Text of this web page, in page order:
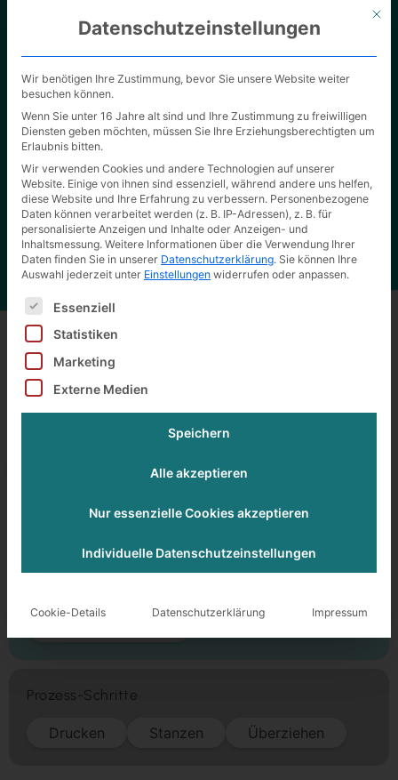
Unsere Verpackungslösungen
Überzeugen Sie sich selbst von der hohen Qualität
unserer Arbeit.
Zurück zu allen Produkten
LP-Sammlerbox
Stülpdeckelkarton
320 x 320 x 100 x 97 mm
Veredelung
Prozess-Schritte
Drucken Stanzen Überziehen
Mit
Datenschutzeinstellungen
Wir benötigen Ihre Zustimmung, bevor Sie unsere Website weiter
besuchen können.
Wenn Sie unter 16 Jahre alt sind und Ihre Zustimmung zu freiwilligen
Diensten geben möchten, müssen Sie Ihre Erziehungsberechtigten um
Erlaubnis bitten.
Wir verwenden Cookies und andere Technologien auf unserer
Website. Einige von ihnen sind essenziell, während andere uns helfen,
diese Website und Ihre Erfahrung zu verbessern. Personenbezogene
Daten können verarbeitet werden (z. B. IP-Adressen), z. B. für
personalisierte Anzeigen und Inhalte oder Anzeigen- und
Inhaltsmessung. Weitere Informationen über die Verwendung Ihrer
Daten finden Sie in unserer Datenschutzerklärung. Sie können Ihre
Auswahl jederzeit unter Einstellungen widerrufen oder anpassen.
Es folgt eine Liste der Service-Gruppen, für die eine
Essenziell
Statistiken
Marketing
Externe Medien
Speichern
Alle akzeptieren
Nur essenzielle Cookies akzeptieren
Individuelle Datenschutzeinstellungen
Cookie-Details Datenschutzerklärung Impressum